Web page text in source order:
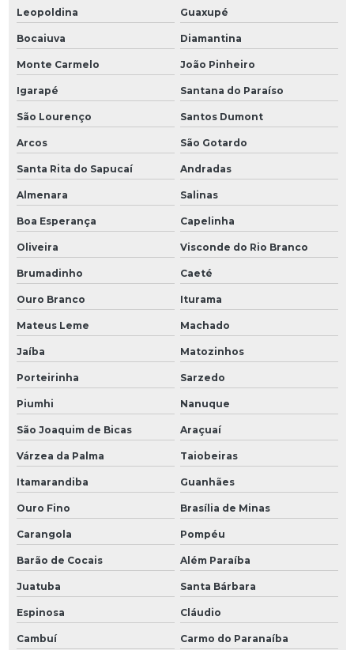
Leopoldina Guaxupé
Bocaiuva Diamantina
Monte Carmelo João Pinheiro
Igarapé Santana do Paraíso
São Lourenço Santos Dumont
Arcos São Gotardo
Santa Rita do Sapucaí Andradas
Almenara Salinas
Boa Esperança Capelinha
Oliveira Visconde do Rio Branco
Brumadinho Caeté
Ouro Branco Iturama
Mateus Leme Machado
Jaíba Matozinhos
Porteirinha Sarzedo
Piumhi Nanuque
São Joaquim de Bicas Araçuaí
Várzea da Palma Taiobeiras
Itamarandiba Guanhães
Ouro Fino Brasília de Minas
Carangola Pompéu
Barão de Cocais Além Paraíba
Juatuba Santa Bárbara
Espinosa Cláudio
Cambuí Carmo do Paranaíba